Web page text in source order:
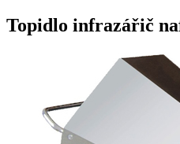
Topidlo infrazářič